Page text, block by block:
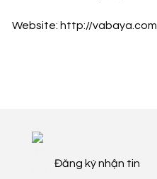
Website: http://vabaya.com
Đăng ký nhận tin